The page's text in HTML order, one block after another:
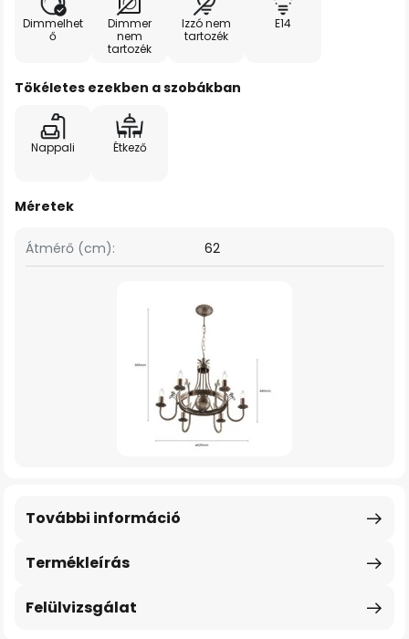
Dimmelhet
ő
Dimmer
nem
tartozék
Izzó nem
tartozék
E14
Tökéletes ezekben a szobákban
Nappali Étkező
Méretek
Átmérő (cm): 62
Termékleírás
További információ
Felülvizsgálat